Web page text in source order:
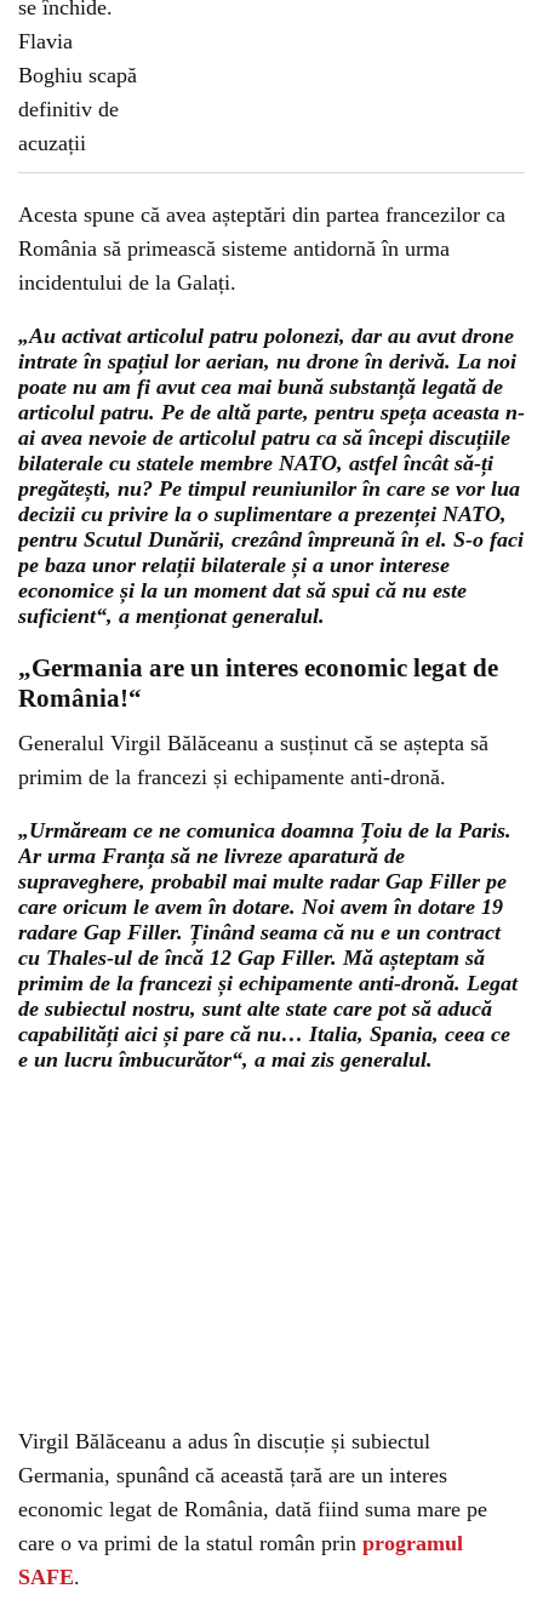
Acesta spune că avea așteptări din partea francezilor ca
România să primească sisteme antidornă în urma
incidentului de la Galați.
„Au activat articolul patru polonezi, dar au avut drone
intrate în spațiul lor aerian, nu drone în derivă. La noi
poate nu am fi avut cea mai bună substanță legată de
articolul patru. Pe de altă parte, pentru speța aceasta n-
ai avea nevoie de articolul patru ca să începi discuțiile
bilaterale cu statele membre NATO, astfel încât să-ți
pregătești, nu? Pe timpul reuniunilor în care se vor lua
decizii cu privire la o suplimentare a prezenței NATO,
pentru Scutul Dunării, crezând împreună în el. S-o faci
pe baza unor relații bilaterale și a unor interese
economice și la un moment dat să spui că nu este
suficient“, a menționat generalul.
„Germania are un interes economic legat de
România!“
Generalul Virgil Bălăceanu a susținut că se aștepta să
primim de la francezi și echipamente anti-dronă.
„Urmăream ce ne comunica doamna Țoiu de la Paris.
Ar urma Franța să ne livreze aparatură de
supraveghere, probabil mai multe radar Gap Filler pe
care oricum le avem în dotare. Noi avem în dotare 19
radare Gap Filler. Ținând seama că nu e un contract
cu Thales-ul de încă 12 Gap Filler. Mă așteptam să
primim de la francezi și echipamente anti-dronă. Legat
de subiectul nostru, sunt alte state care pot să aducă
capabilități aici și pare că nu… Italia, Spania, ceea ce
e un lucru îmbucurător“, a mai zis generalul.
Virgil Bălăceanu a adus în discuție și subiectul
Germania, spunând că această țară are un interes
economic legat de România, dată fiind suma mare pe
care o va primi de la statul român prin programul
SAFE.